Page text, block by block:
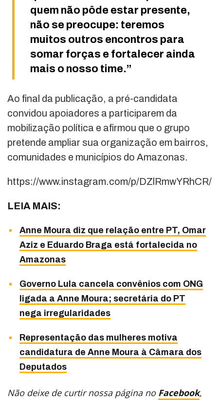
quem não pôde estar presente,
não se preocupe: teremos
muitos outros encontros para
somar forças e fortalecer ainda
mais o nosso time.”
Ao final da publicação, a pré-candidata
convidou apoiadores a participarem da
mobilização política e afirmou que o grupo
pretende ampliar sua organização em bairros,
comunidades e municípios do Amazonas.
https://www.instagram.com/p/DZlRmwYRhCR/
LEIA MAIS:
Anne Moura diz que relação entre PT, Omar
Aziz e Eduardo Braga está fortalecida no
Amazonas
Governo Lula cancela convênios com ONG
ligada a Anne Moura; secretária do PT
nega irregularidades
Representação das mulheres motiva
candidatura de Anne Moura à Câmara dos
Deputados
Não deixe de curtir nossa página no Facebook,